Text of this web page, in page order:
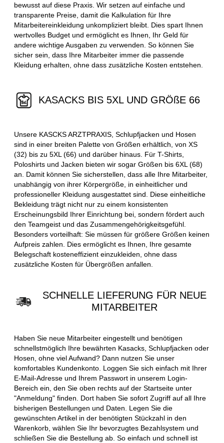
bewusst auf diese Praxis. Wir setzen auf einfache und
transparente Preise, damit die Kalkulation für Ihre
Mitarbeitereinkleidung unkompliziert bleibt. Dies spart Ihnen
wertvolles Budget und ermöglicht es Ihnen, Ihr Geld für
andere wichtige Ausgaben zu verwenden. So können Sie
sicher sein, dass Ihre Mitarbeiter immer die passende
Kleidung erhalten, ohne dass zusätzliche Kosten entstehen.
KASACKS BIS 5XL UND GRÖßE 66
Unsere KASCKS ARZTPRAXIS, Schlupfjacken und Hosen
sind in einer breiten Palette von Größen erhältlich, von XS
(32) bis zu 5XL (66) und darüber hinaus. Für T-Shirts,
Poloshirts und Jacken bieten wir sogar Größen bis 6XL (68)
an. Damit können Sie sicherstellen, dass alle Ihre Mitarbeiter,
unabhängig von ihrer Körpergröße, in einheitlicher und
professioneller Kleidung ausgestattet sind. Diese einheitliche
Bekleidung trägt nicht nur zu einem konsistenten
Erscheinungsbild Ihrer Einrichtung bei, sondern fördert auch
den Teamgeist und das Zusammengehörigkeitsgefühl.
Besonders vorteilhaft: Sie müssen für größere Größen keinen
Aufpreis zahlen. Dies ermöglicht es Ihnen, Ihre gesamte
Belegschaft kosteneffizient einzukleiden, ohne dass
zusätzliche Kosten für Übergrößen anfallen.
SCHNELLE LIEFERUNG FÜR NEUE
MITARBEITER
Haben Sie neue Mitarbeiter eingestellt und benötigen
schnellstmöglich Ihre bewährten Kasacks, Schlupfjacken oder
Hosen, ohne viel Aufwand? Dann nutzen Sie unser
komfortables Kundenkonto. Loggen Sie sich einfach mit Ihrer
E-Mail-Adresse und Ihrem Passwort in unserem Login-
Bereich ein, den Sie oben rechts auf der Startseite unter
"Anmeldung" finden. Dort haben Sie sofort Zugriff auf all Ihre
bisherigen Bestellungen und Daten. Legen Sie die
gewünschten Artikel in der benötigten Stückzahl in den
Warenkorb, wählen Sie Ihr bevorzugtes Bezahlsystem und
schließen Sie die Bestellung ab. So einfach und schnell ist